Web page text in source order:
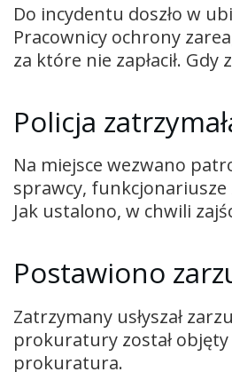
Do incydentu doszło w
Pracownicy ochrony
za które nie zapłacił.
Policja
Na miejsce wezwano
sprawcy, funkcjonariusze
Jak ustalono, w chwili
Postawiono
Zatrzymany usłyszał
prokuratury został
prokuratura.